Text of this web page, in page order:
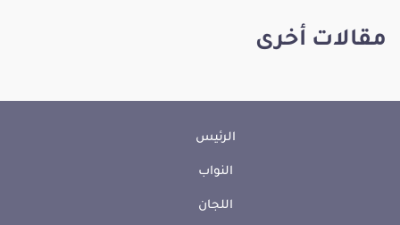
مقالات أخرى
الرئيس
النواب
اللجان